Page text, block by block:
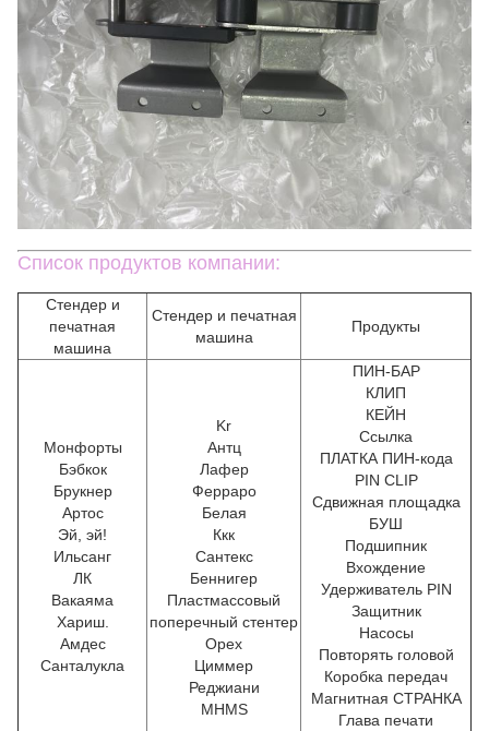
Список продуктов компании:
Стендер и
печатная
машина
Стендер и печатная
машина
Продукты
Монфорты
Бэбкок
Брукнер
Артос
Эй, эй!
Ильсанг
ЛК
Вакаяма
Хариш.
Амдес
Санталукла
Kr
Антц
Лафер
Ферраро
Белая
Ккк
Сантекс
Беннигер
Пластмассовый
поперечный стентер
Орех
Циммер
Реджиани
MHMS
ПИН-БАР
КЛИП
КЕЙН
Ссылка
ПЛАТКА ПИН-кода
PIN CLIP
Сдвижная площадка
БУШ
Подшипник
Вхождение
Удерживатель PIN
Защитник
Насосы
Повторять головой
Коробка передач
Магнитная СТРАНКА
Глава печати